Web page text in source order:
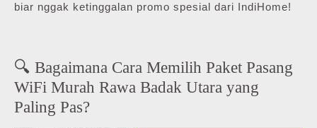
biar nggak ketinggalan promo spesial dari IndiHome!
🔍 Bagaimana Cara Memilih Paket Pasang
WiFi Murah Rawa Badak Utara yang
Paling Pas?